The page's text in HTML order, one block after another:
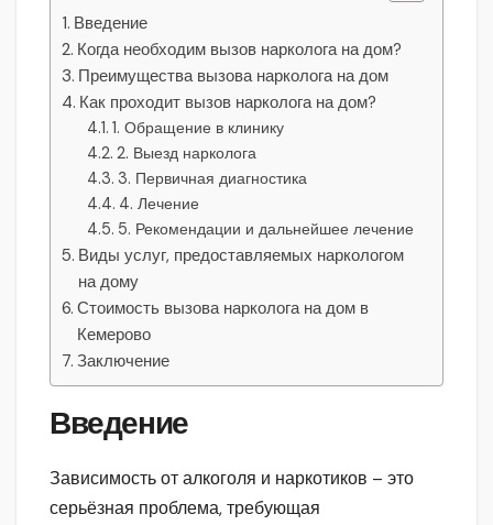
Введение
Когда необходим вызов нарколога на дом?
Преимущества вызова нарколога на дом
Как проходит вызов нарколога на дом?
1. Обращение в клинику
2. Выезд нарколога
3. Первичная диагностика
4. Лечение
5. Рекомендации и дальнейшее лечение
Виды услуг, предоставляемых наркологом
на дому
Стоимость вызова нарколога на дом в
Кемерово
Заключение
Введение
Зависимость от алкоголя и наркотиков – это
серьёзная проблема, требующая